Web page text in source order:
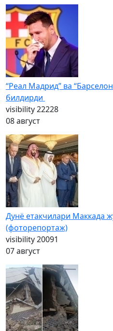
“Реал Мадрид” ва
билдирди
visibility22228
08 август
Дунё етакчилари Маккада
(фоторепортаж)
visibility20091
07 август